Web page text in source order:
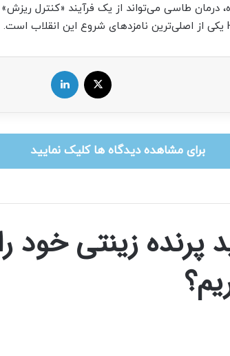
درمان طاسی می‌تواند از یک فرآیند «کنترل
برای مشاهده دیدگاه ها کلیک نمایید